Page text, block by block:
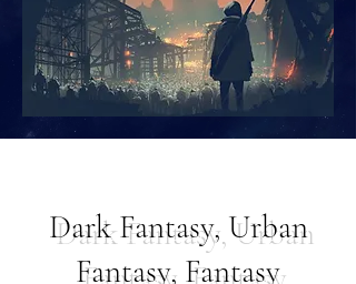
Dark Fantasy, Urban
Fantasy, Fantasy